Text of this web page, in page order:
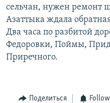
сельчан, нужен ремонт
Азаттыка ждала
Два часа по разбитой
Федоровки, Поймы,
Приречного.
Поделиться